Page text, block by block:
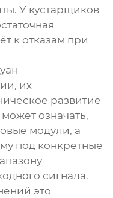
У кустарщиков
к отказам при
, их
развитие
означать,
модули, а
под конкретные
сигнала.
это